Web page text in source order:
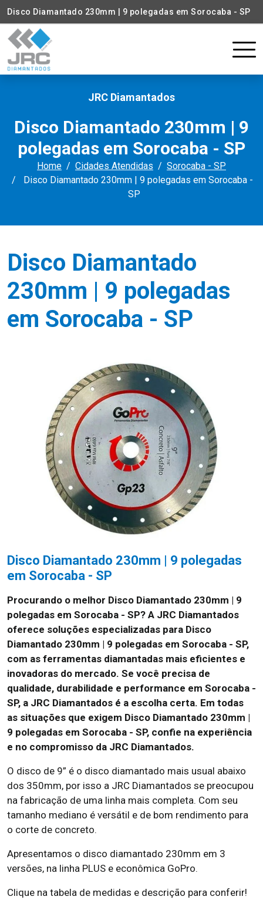
Disco Diamantado 230mm | 9 polegadas em Sorocaba - SP
JRC Diamantados
Disco Diamantado 230mm | 9
polegadas em Sorocaba - SP
Home Cidades Atendidas
Sorocaba - SP
Disco Diamantado 230mm | 9 polegadas em Sorocaba -
SP
Disco Diamantado
230mm | 9 polegadas
em Sorocaba - SP
Disco Diamantado 230mm | 9 polegadas
em Sorocaba - SP
Procurando o melhor Disco Diamantado 230mm | 9
polegadas em Sorocaba - SP? A JRC Diamantados
oferece soluções especializadas para Disco
Diamantado 230mm | 9 polegadas em Sorocaba - SP,
com as ferramentas diamantadas mais eficientes e
inovadoras do mercado. Se você precisa de
qualidade, durabilidade e performance em Sorocaba -
SP, a JRC Diamantados é a escolha certa. Em todas
as situações que exigem Disco Diamantado 230mm |
9 polegadas em Sorocaba - SP, confie na experiência
e no compromisso da JRC Diamantados.
O disco de 9” é o disco diamantado mais usual abaixo
dos 350mm, por isso a JRC Diamantados se preocupou
na fabricação de uma linha mais completa. Com seu
tamanho mediano é versátil e de bom rendimento para
o corte de concreto.
Apresentamos o disco diamantado 230mm em 3
versões, na linha PLUS e econômica GoPro.
Clique na tabela de medidas e descrição para conferir!